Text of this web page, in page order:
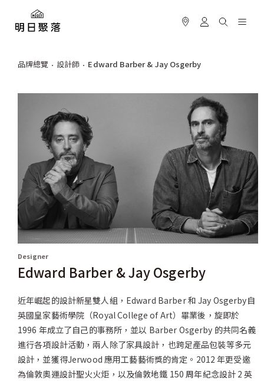
品牌總覽 設計師 Edward Barber & Jay Osgerby
Designer
Edward Barber & Jay Osgerby
近年崛起的設計新星雙人組，Edward Barber 和 Jay Osgerby自
英國皇家藝術學院（Royal College of Art）畢業後，旋即於
1996 年成立了自己的事務所，並以 Barber Osgerby 的共同名義
進行各項設計活動，兩人除了家具設計，也跨足產品包裝等多元
設計，並獲得Jerwood 應用工藝藝術獎的肯定。2012 年更受邀
為倫敦奧運設計聖火火炬，以及倫敦地鐵 150 周年紀念設計 2 英